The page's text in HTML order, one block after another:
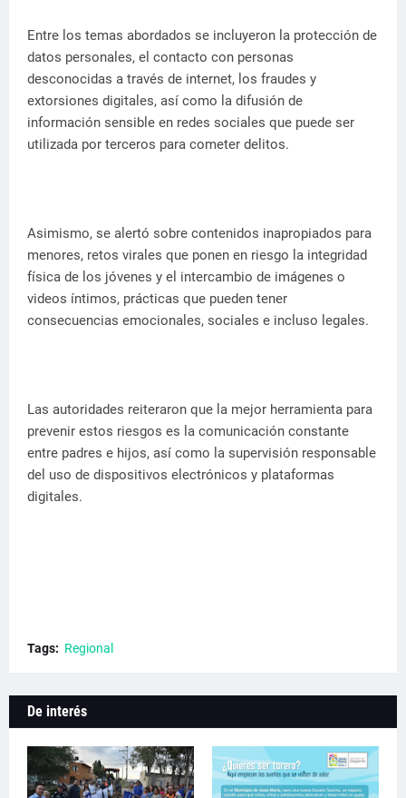
Entre los temas abordados se incluyeron la protección de
datos personales, el contacto con personas
desconocidas a través de internet, los fraudes y
extorsiones digitales, así como la difusión de
información sensible en redes sociales que puede ser
utilizada por terceros para cometer delitos.
Asimismo, se alertó sobre contenidos inapropiados para
menores, retos virales que ponen en riesgo la integridad
física de los jóvenes y el intercambio de imágenes o
videos íntimos, prácticas que pueden tener
consecuencias emocionales, sociales e incluso legales.
Las autoridades reiteraron que la mejor herramienta para
prevenir estos riesgos es la comunicación constante
entre padres e hijos, así como la supervisión responsable
del uso de dispositivos electrónicos y plataformas
digitales.
Tags: Regional
De interés